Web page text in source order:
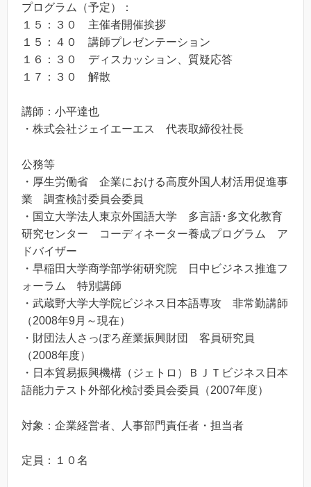
プログラム（予定）：
１５：３０ 主催者開催挨拶
１５：４０ 講師プレゼンテーション
１６：３０ ディスカッション、質疑応答
１７：３０ 解散
講師：小平達也
・株式会社ジェイエーエス 代表取締役社長
公務等
・厚生労働省 企業における高度外国人材活用促進事
業 調査検討委員会委員
・国立大学法人東京外国語大学 多言語･多文化教育
研究センター コーディネーター養成プログラム ア
ドバイザー
・早稲田大学商学部学術研究院 日中ビジネス推進フ
ォーラム 特別講師
・武蔵野大学大学院ビジネス日本語専攻 非常勤講師
（2008年9月～現在）
・財団法人さっぽろ産業振興財団 客員研究員
（2008年度）
・日本貿易振興機構（ジェトロ）ＢＪＴビジネス日本
語能力テスト外部化検討委員会委員（2007年度）
対象：企業経営者、人事部門責任者・担当者
定員：１０名